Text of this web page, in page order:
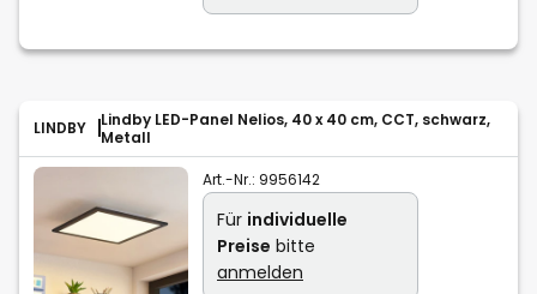
LINDBY
Lindby LED-Panel Nelios, 40 x 40 cm, CCT, schwarz,
Metall
Art.-Nr.: 9956142
Für individuelle
Preise bitte
anmelden